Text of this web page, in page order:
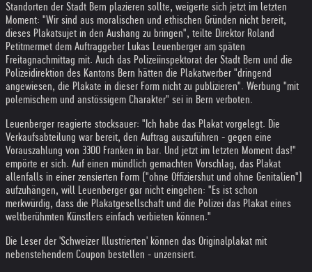
Standorten der Stadt Bern plazieren sollte, weigerte sich jetzt im letzten
Moment: "Wir sind aus moralischen und ethischen Gründen nicht bereit,
dieses Plakatsujet in den Aushang zu bringen", teilte Direktor Roland
Petitmermet dem Auftraggeber Lukas Leuenberger am späten
Freitagnachmittag mit. Auch das Polizeiinspektorat der Stadt Bern und die
Polizeidirektion des Kantons Bern hätten die Plakatwerber "dringend
angewiesen, die Plakate in dieser Form nicht zu publizieren". Werbung "mit
polemischem und anstössigem Charakter" sei in Bern verboten.
Leuenberger reagierte stocksauer: "Ich habe das Plakat vorgelegt. Die
Verkaufsabteilung war bereit, den Auftrag auszuführen - gegen eine
Vorauszahlung von 3300 Franken in bar. Und jetzt im letzten Moment das!"
empörte er sich. Auf einen mündlich gemachten Vorschlag, das Plakat
allenfalls in einer zensierten Form ("ohne Offiziershut und ohne Genitalien")
aufzuhängen, will Leuenberger gar nicht eingehen: "Es ist schon
merkwürdig, dass die Plakatgesellschaft und die Polizei das Plakat eines
weltberühmten Künstlers einfach verbieten können."
Die Leser der 'Schweizer Illustrierten' können das Originalplakat mit
nebenstehendem Coupon bestellen - unzensiert.